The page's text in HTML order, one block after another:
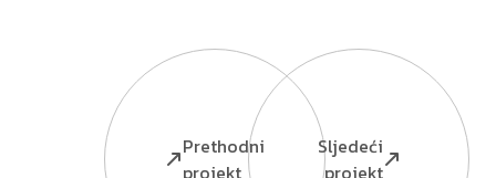
Prethodni
Sljedeći